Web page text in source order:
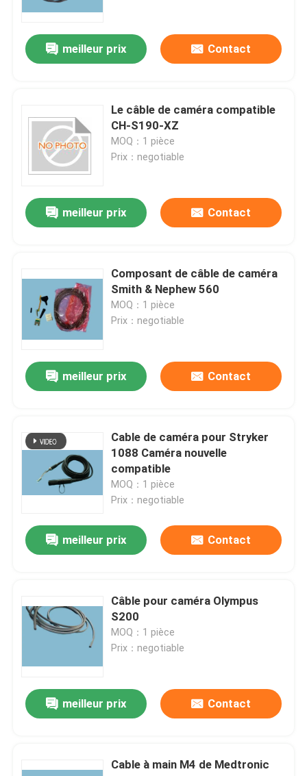
Demandez un devis
Endoscope médical
Portée souple
Endoscope rigide
Processeur d' endoscopie
Parties d'endoscopes flexibles
Pièces d'endoscopes rigides
Réparation de l' endoscope flexible
Réparation de l' endoscope rigide
Réparation de caméras endoscopiques
Réparation du processeur d' endoscopie
meilleur prix Contact
Le câble de caméra compatible
CH-S190-XZ
MOQ：1 pièce
Prix：negotiable
meilleur prix Contact
Composant de câble de caméra
Smith & Nephew 560
MOQ：1 pièce
Prix：negotiable
meilleur prix Contact
Cable de caméra pour Stryker
1088 Caméra nouvelle
compatible
MOQ：1 pièce
Prix：negotiable
meilleur prix Contact
Câble pour caméra Olympus
S200
MOQ：1 pièce
Prix：negotiable
meilleur prix Contact
Cable à main M4 de Medtronic